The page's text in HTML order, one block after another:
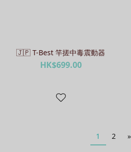
🇯🇵 T-Best 竿搓中毒震動器
HK$699.00
1 2 »